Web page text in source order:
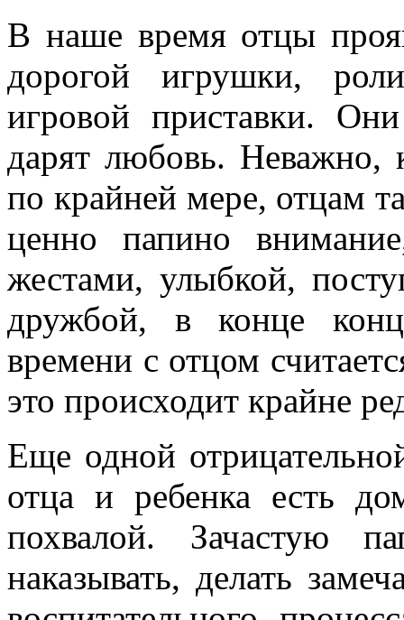
В наше время отцы
дорогой игрушки,
игровой приставки.
дарят любовь. Неважно,
по крайней мере, отцам
ценно папино
жестами, улыбкой,
дружбой, в конце
времени с отцом
это происходит крайне
Еще одной
отца и ребенка есть
похвалой. Зачастую
наказывать, делать